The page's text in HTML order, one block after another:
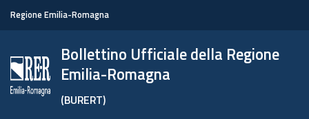
Regione Emilia-Romagna
Bollettino Ufficiale della Regione
Emilia-Romagna
(BURERT)